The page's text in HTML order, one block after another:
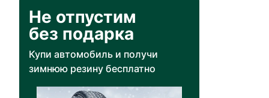
Не отпустим
без подарка
Купи автомобиль и получи
зимнюю резину бесплатно